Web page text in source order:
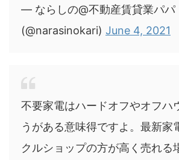
— ならしの@不動産賃貸業パパ
(@narasinokari) June 4, 2021
不要家電はハードオフやオフハ
うがある意味得ですよ。最新家
クルショップの方が高く売れる